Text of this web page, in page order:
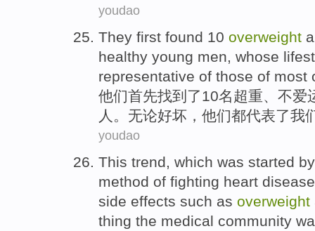
youdao
They first found 10 overweight
healthy young men, whose
representative of those of most
他们首先找到了10名超重、不爱
人。无论好坏，他们都代表了我
youdao
This trend, which was started
method of fighting heart
side effects such as overweight
thing the medical community